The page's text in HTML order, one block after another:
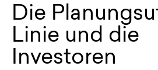
Dossier.
Suche.
Die
Linie und die
Investoren